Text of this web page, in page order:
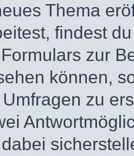
Thema
findest
zur
können,
zu